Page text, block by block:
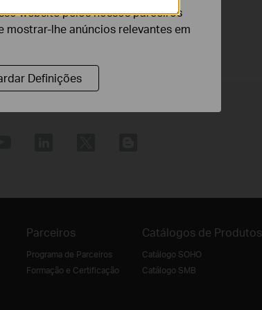
Parceiros
Programa de Parceiros
Formação e Certificação
Catálogos de Produtos
Catálogo SOHO
Catálogo SMB
website pelos nossos parceiros
lhe anúncios relevantes em
Definições